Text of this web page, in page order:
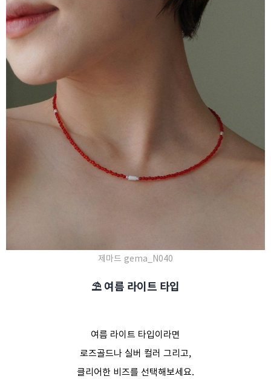
제마드 gema_N040
⛱️ 여름 라이트 타입
여름 라이트 타입이라면
로즈골드나 실버 컬러 그리고,
클리어한 비즈를 선택해보세요.